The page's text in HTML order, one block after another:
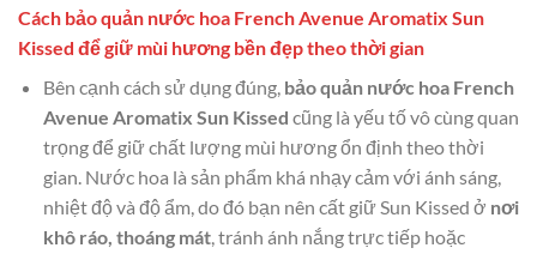
Cách bảo quản nước hoa French Avenue Aromatix Sun
Kissed để giữ mùi hương bền đẹp theo thời gian
Bên cạnh cách sử dụng đúng, bảo quản nước hoa French
Avenue Aromatix Sun Kissed cũng là yếu tố vô cùng quan
trọng để giữ chất lượng mùi hương ổn định theo thời
gian. Nước hoa là sản phẩm khá nhạy cảm với ánh sáng,
nhiệt độ và độ ẩm, do đó bạn nên cất giữ Sun Kissed ở nơi
khô ráo, thoáng mát, tránh ánh nắng trực tiếp hoặc